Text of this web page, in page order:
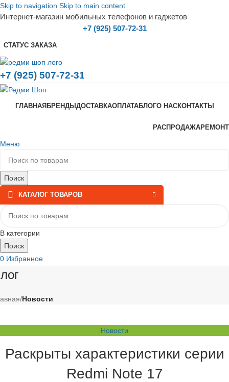
Skip to navigation Skip to main content
Интернет-магазин мобильных телефонов и гаджетов
+7 (925) 507-72-31
СТАТУС ЗАКАЗА
+7 (925) 507-72-31
ГЛАВНАЯБРЕНДЫДОСТАВКАОПЛАТАБЛОГО НАСКОНТАКТЫ
РАСПРОДАЖАРЕМОНТ
Меню
Поиск
КАТАЛОГ ТОВАРОВ
В категории
Поиск
0 Избранное
00₽
/Новости
Новости
Раскрыты характеристики серии
Redmi Note 17